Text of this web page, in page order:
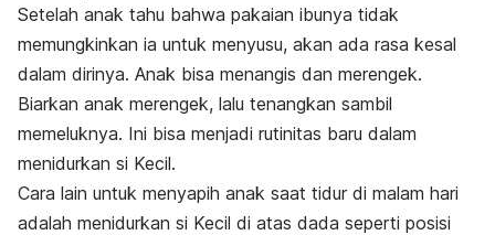
Setelah anak tahu bahwa pakaian ibunya tidak
memungkinkan ia untuk menyusu, akan ada rasa kesal
dalam dirinya. Anak bisa menangis dan merengek.
Biarkan anak merengek, lalu tenangkan sambil
memeluknya. Ini bisa menjadi rutinitas baru dalam
menidurkan si Kecil.
Cara lain untuk menyapih anak saat tidur di malam hari
adalah menidurkan si Kecil di atas dada seperti posisi